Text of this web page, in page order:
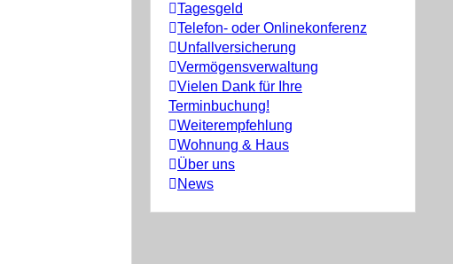
Tagesgeld
Telefon- oder Onlinekonferenz
Unfallversicherung
Vermögensverwaltung
Vielen Dank für Ihre
Terminbuchung!
Weiterempfehlung
Wohnung & Haus
Über uns
News